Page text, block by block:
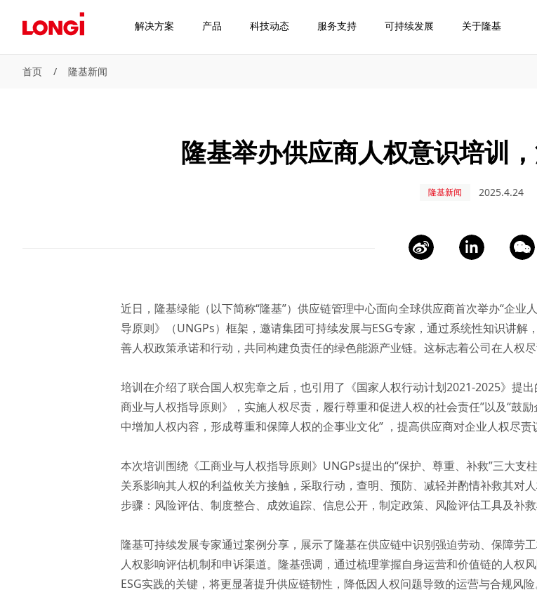
解决方案 产品 科技动态 服务支持 可持续发展 关于隆基
首页 / 隆基新闻
隆基举办供应商人权意识培训
隆基新闻 2025.4.24
近日，隆基绿能（以下简称“隆基”）供应链管理中心面向全球供应商首次举办“企
导原则》（UNGPs）框架，邀请集团可持续发展与ESG专家，通过系统性知识讲
善人权政策承诺和行动，共同构建负责任的绿色能源产业链。这标志着公司在人权尽
培训在介绍了联合国人权宪章之后，也引用了《国家人权行动计划2021-2025》提
商业与人权指导原则》，实施人权尽责，履行尊重和促进人权的社会责任”以及“鼓
中增加人权内容，形成尊重和保障人权的企事业文化” ，提高供应商对企业人权尽责
本次培训围绕《工商业与人权指导原则》UNGPs提出的“保护、尊重、补救”三大
关系影响其人权的利益攸关方接触，采取行动，查明、预防、减轻并酌情补救其对
步骤：风险评估、制度整合、成效追踪、信息公开，制定政策、风险评估工具及补救
隆基可持续发展专家通过案例分享，展示了隆基在供应链中识别强迫劳动、保障劳
人权影响评估机制和申诉渠道。隆基强调，通过梳理掌握自身运营和价值链的人权
ESG实践的关键，将更显著提升供应链韧性，降低因人权问题导致的运营与合规风险